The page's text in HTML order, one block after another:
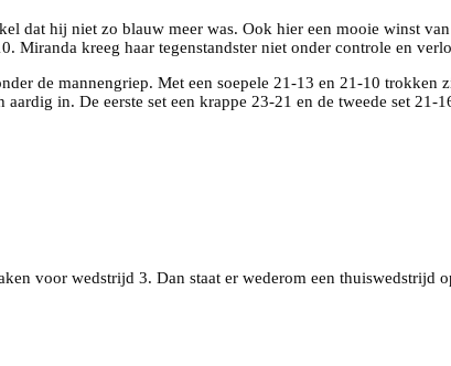
dat hij niet zo blauw meer was. Ook hier een mooie winst
Miranda kreeg haar tegenstandster niet onder controle en
de mannengriep. Met een soepele 21-13 en 21-10 trokken
in. De eerste set een krappe 23-21 en de tweede set
voor wedstrijd 3. Dan staat er wederom een